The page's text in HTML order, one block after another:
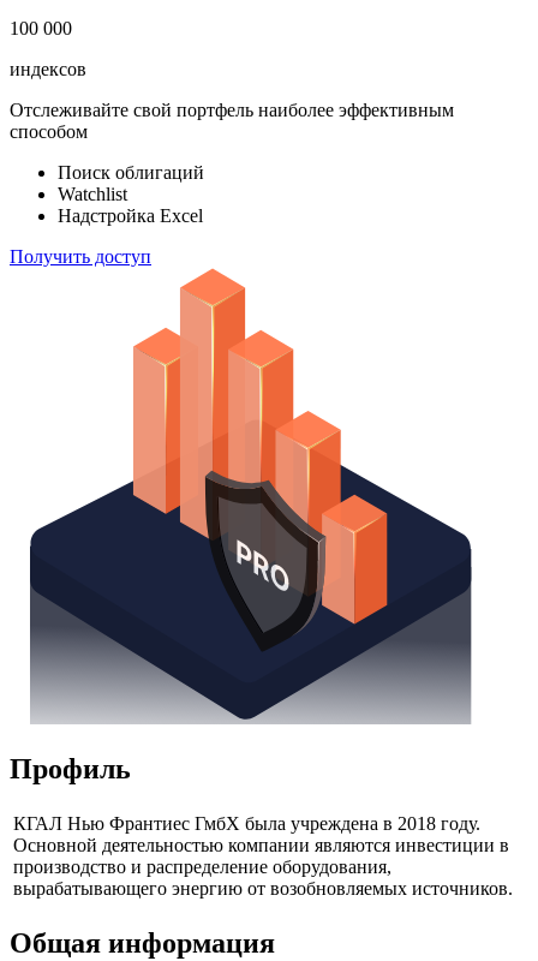
183 824
ETF & Funds
100 000
Отслеживайте свой портфель наиболее эффективным
способом
Поиск облигаций
Надстройка Excel
Получить доступ
Профиль
КГАЛ Нью Франтиес ГмбХ была учреждена в 2018 году.
Основной деятельностью компании являются инвестиции в
производство и распределение оборудования,